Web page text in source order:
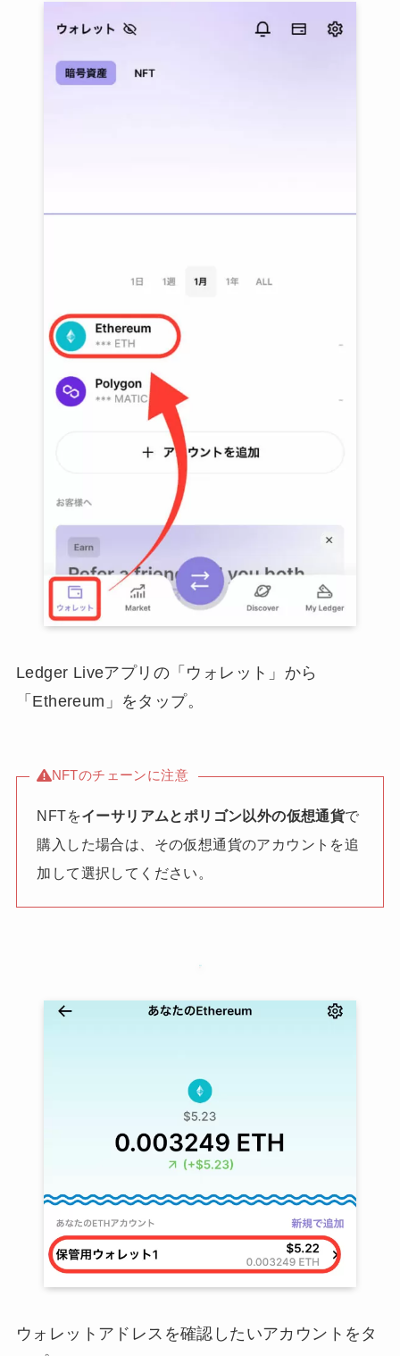
Ledger Liveアプリの「ウォレット」から
「Ethereum」をタップ。
NFTのチェーンに注意
NFTをイーサリアムとポリゴン以外の仮想通貨で
購入した場合は、その仮想通貨のアカウントを追
加して選択してください。
ウォレットアドレスを確認したいアカウントをタ